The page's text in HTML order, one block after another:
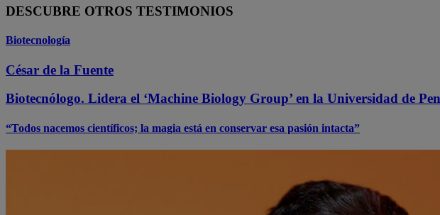
DESCUBRE OTROS TESTIMONIOS
Biotecnología
César de la Fuente
Biotecnólogo. Lidera el ‘Machine Biology Group’ en la Universidad de
“Todos nacemos científicos; la magia está en conservar esa pasión intacta”